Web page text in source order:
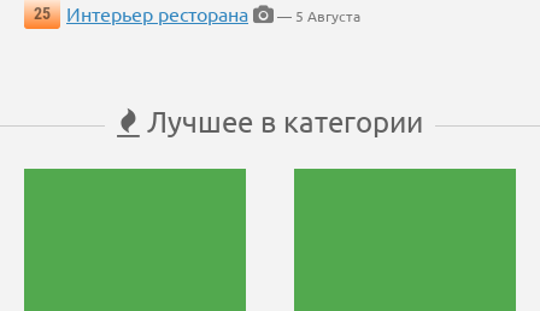
25
Интерьер ресторана — 5 Августа
Лучшее в категории